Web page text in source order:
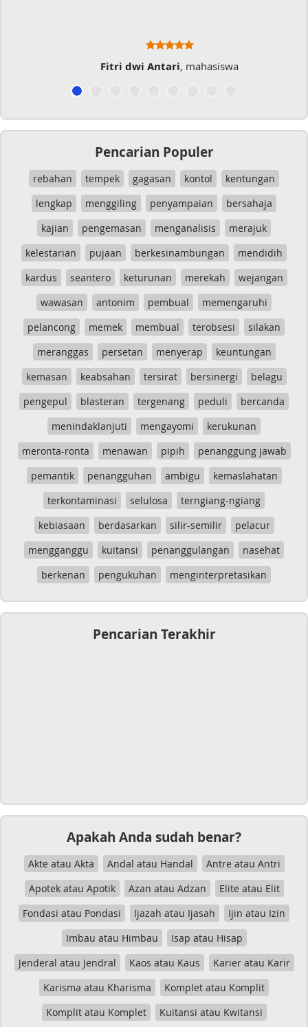
Fitri dwi Antari, mahasiswa
Pencarian Populer
rebahan tempek gagasan kontol
kentungan
lengkap
menggiling penyampaian
bersahaja
kajian
pengemasan menganalisis
merajuk
kelestarian
pujaan berkesinambungan
mendidih
kardus
seantero keturunan merekah
wejangan
wawasan
antonim pembual
memengaruhi
pelancong
memek membual terobsesi
silakan
meranggas
persetan menyerap
keuntungan
kemasan
keabsahan tersirat bersinergi
belagu
pengepul
blasteran tergenang peduli
bercanda
menindaklanjuti
mengayomi
kerukunan
meronta-ronta
menawan pipih
penanggung jawab
pemantik
penangguhan ambigu
kemaslahatan
terkontaminasi
selulosa
terngiang-ngiang
kebiasaan
berdasarkan silir-semilir
pelacur
mengganggu
kuitansi penanggulangan
nasehat
berkenan
pengukuhan menginterpretasikan
Pencarian Terakhir
Apakah Anda sudah benar?
Akte atau Akta Andal atau Handal
Antre atau Antri
Apotek atau Apotik
Azan atau Adzan
Elite atau Elit
Fondasi atau Pondasi
Ijazah atau Ijasah
Ijin atau Izin
Imbau atau Himbau
Isap atau Hisap
Jenderal atau Jendral
Kaos atau Kaus
Karier atau Karir
Karisma atau Kharisma
Komplet atau Komplit
Komplit atau Komplet
Kuitansi atau Kwitansi